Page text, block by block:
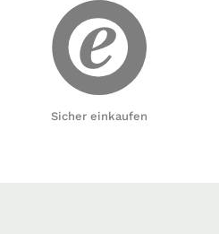
Sicher einkaufen